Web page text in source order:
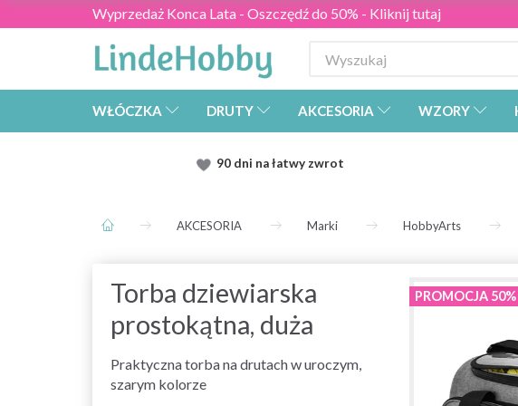
Wyprzedaż Konca Lata - Oszczędź do 50% - Kliknij tutaj
WŁÓCZKA DRUTY AKCESORIA WZORY
90 dni na łatwy zwrot
AKCESORIA Marki HobbyArts
Torba dziewiarska
prostokątna, duża
Praktyczna torba na drutach w uroczym,
szarym kolorze
PROMOCJA 50%